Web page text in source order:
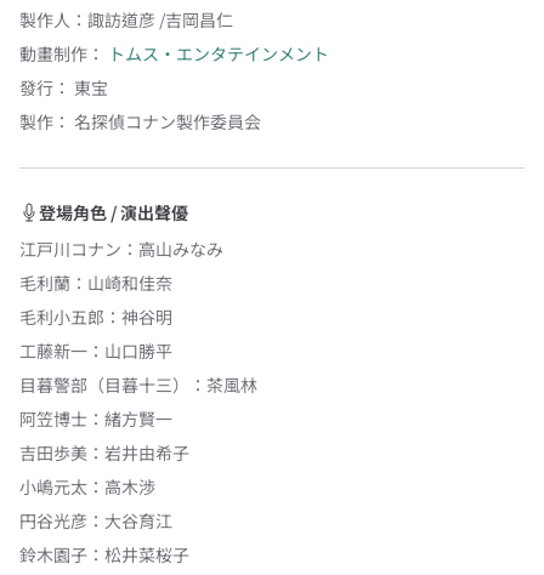
製作人 ： 諏訪道彦 /吉岡昌仁
動畫制作：
トムス・エンタテインメント
發行： 東宝
製作： 名探偵コナン製作委員会
登場角色 / 演出聲優
江戸川コナン ： 高山みなみ
毛利蘭 ： 山崎和佳奈
毛利小五郎 ： 神谷明
工藤新一 ： 山口勝平
目暮警部（目暮十三）
： 茶風林
阿笠博士 ： 緒方賢一
吉田歩美 ： 岩井由希子
小嶋元太 ： 高木渉
円谷光彦 ： 大谷育江
鈴木園子 ： 松井菜桜子